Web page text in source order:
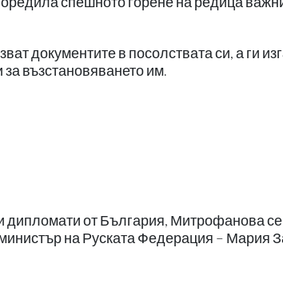
документите в посолствата си, а ги
възстановяването им.
дипломати от България, Митрофанова
на Руската Федерация – Мария